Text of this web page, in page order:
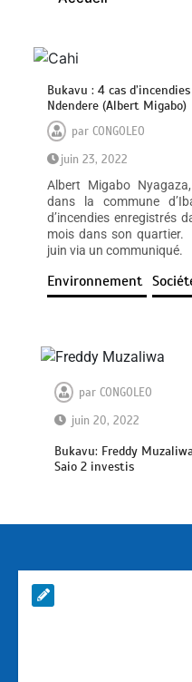
Bukavu : 4 cas
Ndendere (Albert Migabo)
parCONGOLEO
juin 23, 2022
Albert Migabo
dans la commune
d’incendies enregistrés
mois dans son quartier.
juin via un communiqué.
Environnement
parCONGOLEO
juin 20, 2022
Bukavu: Freddy
Saio 2 investis